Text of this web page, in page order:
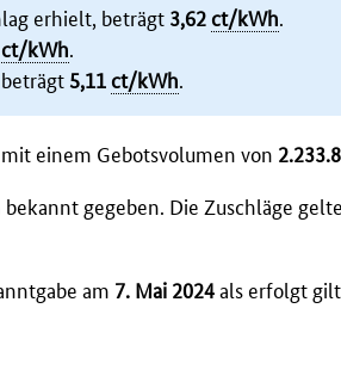
erhielt, beträgt 3,62ct/kWh
ct/kWh
5,11 ct/kWh
mit einem Gebotsvolumen von
gegeben. Die Zuschläge
am 7. Mai 2024als erfolgt gilt.